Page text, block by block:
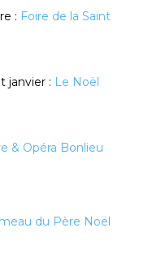
: Foire de la Saint
janvier : Le Noël
& Opéra Bonlieu
du Père Noël